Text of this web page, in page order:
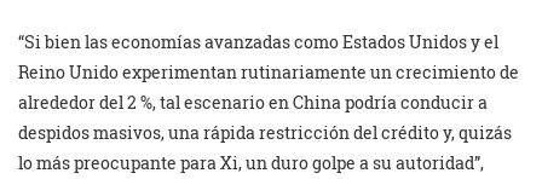
“Si bien las economías avanzadas como Estados Unidos y el
Reino Unido experimentan rutinariamente un crecimiento de
alrededor del 2 %, tal escenario en China podría conducir a
despidos masivos, una rápida restricción del crédito y, quizás
lo más preocupante para Xi, un duro golpe a su autoridad”,